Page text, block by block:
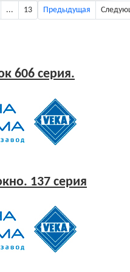
... 13 Предыдущая
606 серия.
137 серия